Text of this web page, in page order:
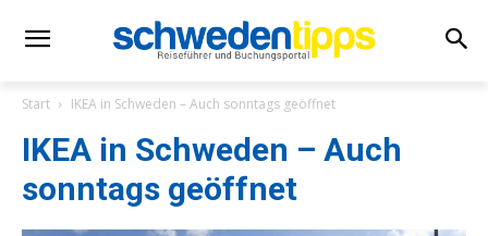
Start IKEA in Schweden – Auch sonntags geöffnet
IKEA in Schweden – Auch
sonntags geöffnet